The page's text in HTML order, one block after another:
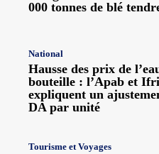
000 tonnes de blé
National
Hausse des prix de
bouteille : l’Apab et Ifri
expliquent un
DA par unité
Tourisme et Voyages